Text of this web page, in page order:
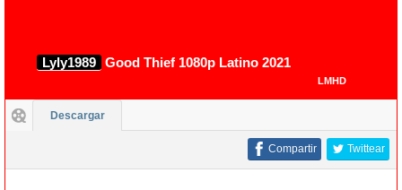
Lyly1989 Good Thief 1080p Latino 2021
LMHD
Descargar
Twittear
Compartir